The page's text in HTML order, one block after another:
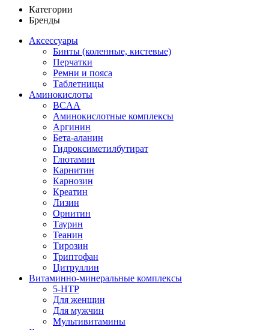
Категории
Бренды
Аксессуары
Бинты (коленные, кистевые)
Перчатки
Ремни и пояса
Таблетницы
Аминокислоты
BCAA
Аминокислотные комплексы
Аргинин
Бета-аланин
Гидроксиметилбутират
Глютамин
Карнитин
Карнозин
Креатин
Лизин
Орнитин
Таурин
Теанин
Тирозин
Триптофан
Цитруллин
Витаминно-минеральные комплексы
5-HTP
Для женщин
Для мужчин
Мультивитамины